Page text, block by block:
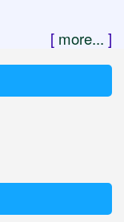
[ more... ]